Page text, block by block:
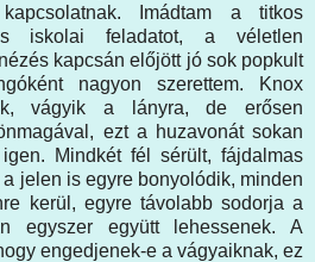
Imádtam a titkos
iskolai feladatot, a véletlen
kapcsán előjött jó sok popkult
nagyon szerettem. Knox
vágyik a lányra, de erősen
ezt a huzavonát sokan
Mindkét fél sérült, fájdalmas
jelen is egyre bonyolódik, minden
kerül, egyre távolabb sodorja a
egyszer együtt lehessenek. A
engedjenek-e a vágyaiknak, ez